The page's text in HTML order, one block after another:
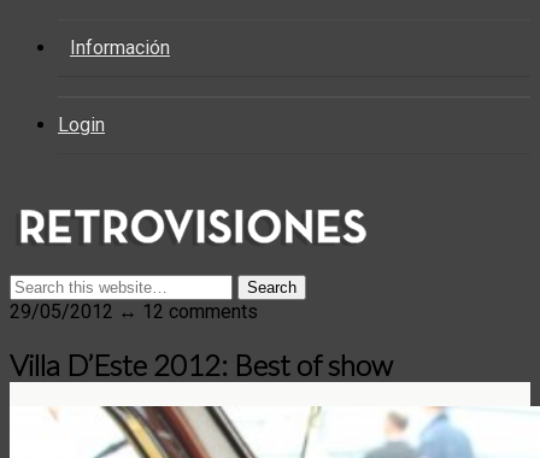
Información
Login
29/05/2012 ↔ 12 comments
Villa D’Este 2012: Best of show